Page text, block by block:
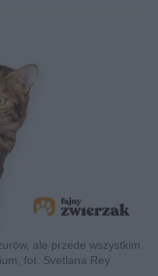
ale przede wszystkim
fot. Svetlana Rey